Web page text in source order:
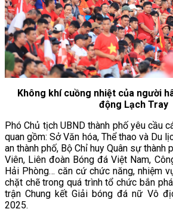
Không khí cuồng nhiệt của người
động Lạch Tray
Phó Chủ tịch UBND thành phố yêu cầu
quan gồm: Sở Văn hóa, Thể thao và Du
an thành phố, Bộ Chỉ huy Quân sự thành
Viên, Liên đoàn Bóng đá Việt Nam,
Hải Phòng… căn cứ chức năng, nhiệm
chặt chẽ trong quá trình tổ chức bắn
trận Chung kết Giải bóng đá nữ Vô
2025.